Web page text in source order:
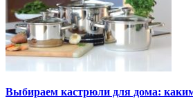
Выбираем кастрюли для дома: